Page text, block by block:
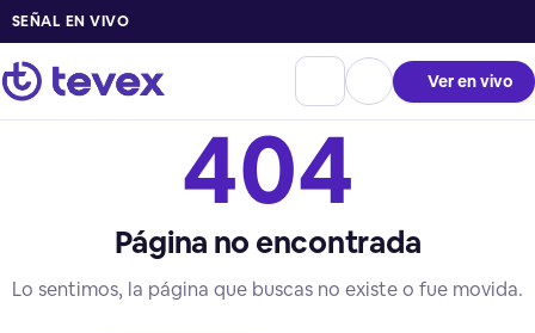
SEÑAL EN VIVO
Ver en vivo
404
Página no encontrada
Lo sentimos, la página que buscas no existe o fue movida.